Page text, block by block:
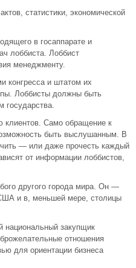
статистики, экономической
в госаппарате и
лоббиста. Лоббист
менеджменту.
конгресса и штатом их
Лоббисты должны быть
государства.
клиентов. Само обращение к
быть выслушанным. В
— или даже прочесть каждый
от информации лоббистов,
другого города мира. Он —
и в, меньшей мере, столицы
национальный закупщик
отношения
для ориентации бизнеса